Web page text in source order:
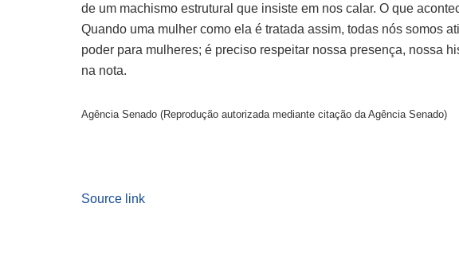
de um machismo estrutural que insiste em nos calar. O que
Quando uma mulher como ela é tratada assim, todas nós somos
poder para mulheres; é preciso respeitar nossa presença, nossa
na nota.
Agência Senado (Reprodução autorizada mediante citação da Agência Senado)
Source link